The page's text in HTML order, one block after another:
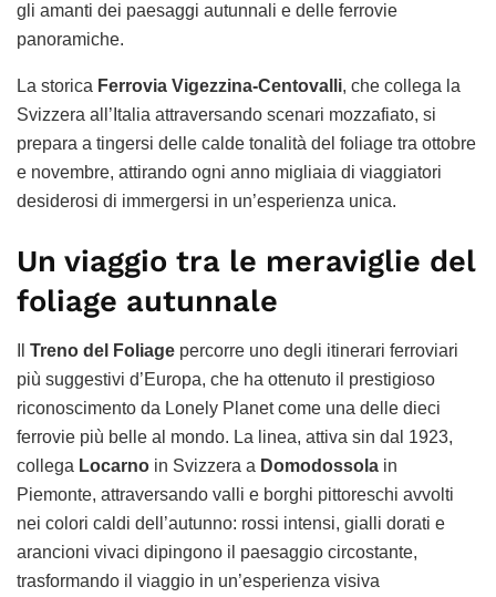
gli amanti dei paesaggi autunnali e delle ferrovie
panoramiche.
La storica Ferrovia Vigezzina-Centovalli, che collega la
Svizzera all’Italia attraversando scenari mozzafiato, si
prepara a tingersi delle calde tonalità del foliage tra ottobre
e novembre, attirando ogni anno migliaia di viaggiatori
desiderosi di immergersi in un’esperienza unica.
Un viaggio tra le meraviglie del
foliage autunnale
Treno del Foliage percorre uno degli itinerari ferroviari
più suggestivi d’Europa, che ha ottenuto il prestigioso
riconoscimento da Lonely Planet come una delle dieci
ferrovie più belle al mondo. La linea, attiva sin dal 1923,
collega Locarno in Svizzera a Domodossola in
Piemonte, attraversando valli e borghi pittoreschi avvolti
nei colori caldi dell’autunno: rossi intensi, gialli dorati e
arancioni vivaci dipingono il paesaggio circostante,
trasformando il viaggio in un’esperienza visiva